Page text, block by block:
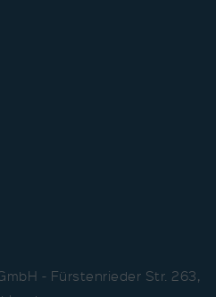
- Fürstenrieder Str. 263,